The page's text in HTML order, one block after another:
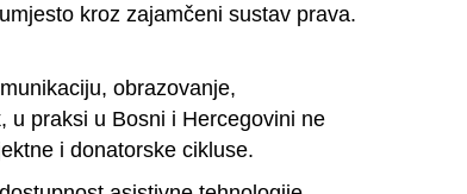
kroz zajamčeni sustav prava.
obrazovanje,
u praksi u Bosni i Hercegovini ne
i donatorske cikluse.